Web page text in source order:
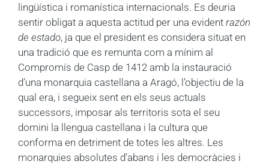
lingüística i romanística internacionals. Es deuria
sentir obligat a aquesta actitud per una evident razón
de estado, ja que el president es considera situat en
una tradició que es remunta com a mínim al
Compromís de Casp de 1412 amb la instauració
d’una monarquia castellana a Aragó, l’objectiu de la
qual era, i segueix sent en els seus actuals
successors, imposar als territoris sota el seu
domini la llengua castellana i la cultura que
conforma en detriment de totes les altres. Les
monarquies absolutes d’abans i les democràcies i